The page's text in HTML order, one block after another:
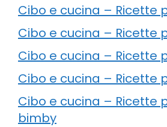
Cibo e cucina – Ricette
Cibo e cucina – Ricette
Cibo e cucina – Ricette
Cibo e cucina – Ricette
Cibo e cucina – Ricette
bimby